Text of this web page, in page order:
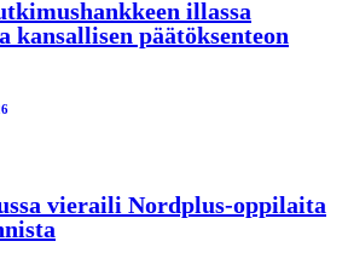
illassa
kansallisen päätöksenteon
vieraili Nordplus-oppilaita